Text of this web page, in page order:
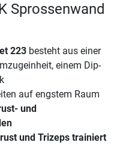
Sprossenwand
223 besteht aus einer
einem Dip-
auf engstem Raum
und
und Trizeps trainiert